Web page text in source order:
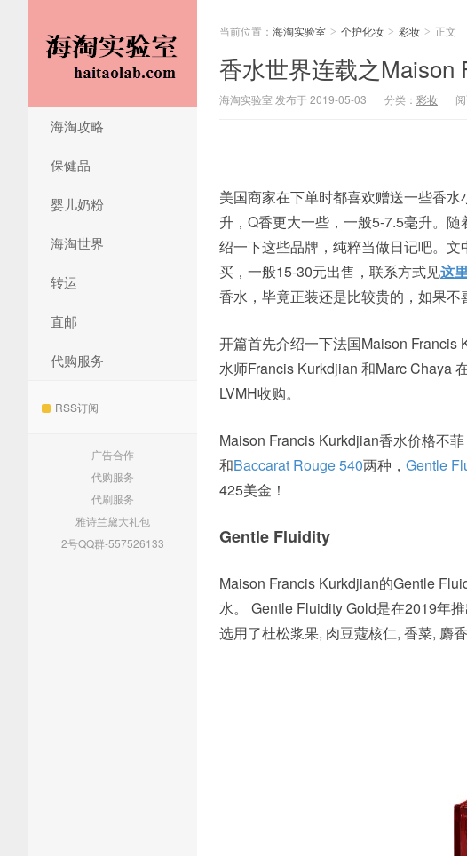
海淘攻略
保健品
婴儿奶粉
海淘世界
转运
直邮
代购服务
RSS订阅
广告合作
代购服务
代刷服务
雅诗兰黛大礼包
2号QQ群-557526133
当前位置： 海淘实验室 > 个护化妆 > 彩妆 > 正文
香水世界连载之Maison
海淘实验室 发布于 2019-05-03 分类： 彩妆
美国商家在下单时都喜欢赠送一些香
升，Q香更大一些，一般5-7.5毫升。
绍一下这些品牌，纯粹当做日记吧。
买，一般15-30元出售，联系方式见这
香水，毕竟正装还是比较贵的，如果不
开篇首先介绍一下法国Maison Francis
水师Francis Kurkdjian 和Marc Chaya
LVMH收购。
Maison Francis Kurkdjian香水价格不
和Baccarat Rouge 540两种， Gentle
425美金！
Gentle Fluidity
Maison Francis Kurkdjian的Gentle
水。 Gentle Fluidity Gold是在2019年
选用了杜松浆果, 肉豆蔻核仁, 香菜, 麝